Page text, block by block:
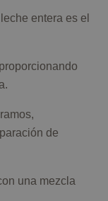
entera es el
de
una mezcla